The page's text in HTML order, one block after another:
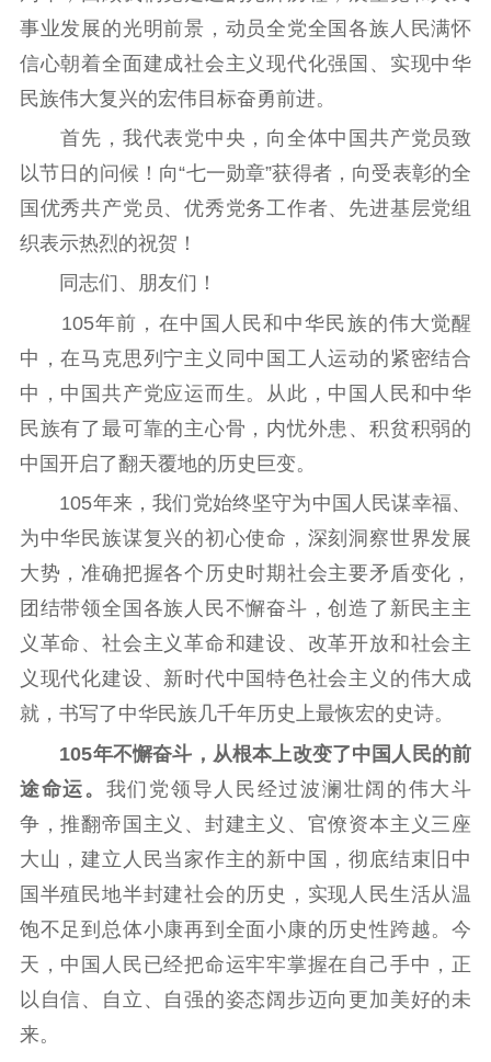
首页
江苏要闻
公示公告
告
理论武装
理论学习 宣传宣讲 研究阐释
哲学社科
社科强省 工作通知
成果集萃
江苏文脉
资料下载
新闻宣传
主题宣传 对外宣传
新闻发布
记者之家
品牌栏目
文化文艺
精品生产 文化惠民
文化传承
文化交流
体制改革
文化产业
紫金文化艺术节
品牌活动 紫艺舞台
精神文明
文明创建 文明实践
文明培育
先进典型
事业发展的光明前景，动员全党全国各族人民满怀
信心朝着全面建成社会主义现代化强国、实现中华
民族伟大复兴的宏伟目标奋勇前进。
首先，我代表党中央，向全体中国共产党员致
以节日的问候！向“七一勋章”获得者，向受表彰的全
国优秀共产党员、优秀党务工作者、先进基层党组
织表示热烈的祝贺！
同志们、朋友们！
105年前，在中国人民和中华民族的伟大觉醒
中，在马克思列宁主义同中国工人运动的紧密结合
中，中国共产党应运而生。从此，中国人民和中华
民族有了最可靠的主心骨，内忧外患、积贫积弱的
中国开启了翻天覆地的历史巨变。
105年来，我们党始终坚守为中国人民谋幸福、
为中华民族谋复兴的初心使命，深刻洞察世界发展
大势，准确把握各个历史时期社会主要矛盾变化，
团结带领全国各族人民不懈奋斗，创造了新民主主
义革命、社会主义革命和建设、改革开放和社会主
义现代化建设、新时代中国特色社会主义的伟大成
就，书写了中华民族几千年历史上最恢宏的史诗。
105年不懈奋斗，从根本上改变了中国人民的前
途命运。 我们党领导人民经过波澜壮阔的伟大斗
争，推翻帝国主义、封建主义、官僚资本主义三座
大山，建立人民当家作主的新中国，彻底结束旧中
国半殖民地半封建社会的历史，实现人民生活从温
饱不足到总体小康再到全面小康的历史性跨越。今
天，中国人民已经把命运牢牢掌握在自己手中，正
以自信、自立、自强的姿态阔步迈向更加美好的未
来。